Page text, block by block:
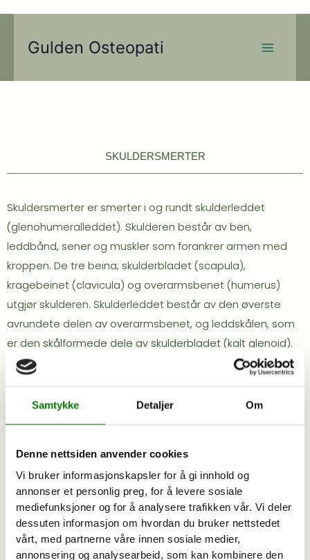
Samtykke Detaljer Om
Denne nettsiden anvender cookies
Vi bruker informasjonskapsler for å gi innhold og
annonser et personlig preg, for å levere sosiale
mediefunksjoner og for å analysere trafikken vår. Vi deler
dessuten informasjon om hvordan du bruker nettstedet
vårt, med partnerne våre innen sosiale medier,
annonsering og analysearbeid, som kan kombinere den
innholdet
Gulden Osteopati
Menu
SKULDERSMERTER
Skuldersmerter er smerter i og rundt skulderleddet
(glenohumeralleddet). Skulderen består av ben,
leddbånd, sener og muskler som forankrer armen med
kroppen. De tre beina; skulderbladet (scapula),
kragebeinet (clavicula) og overarmsbenet (humerus)
utgjør skulderen. Skulderleddet består av den øverste
avrundete delen av overarmsbenet, og leddskålen, som
er den skålformede dele av skulderbladet (kalt glenoid).
Dette muliggjør sirkulære bevegelser, bevegelser
utbredt blant befolkningen og kan typisk være smerter
når du strekker armen over 90 grader, for eksempel når
du skal ta på deg en genser eller jakke, eller når du
strekker armen for å hente noe fra et skap. For andre kan
skuldersmerter innebære at du ikke klarer å bevege eller
løfte armen i det hele tatt.